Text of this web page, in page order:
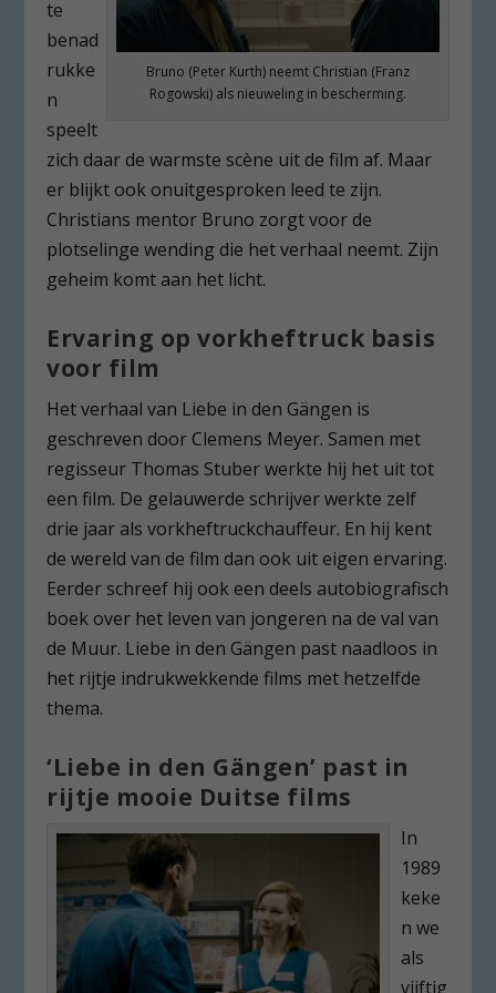
Bruno (Peter Kurth) neemt Christian (Franz
Rogowski) als nieuweling in bescherming.
te
benad
rukke
n
speelt
zich daar de warmste scène uit de film af. Maar
er blijkt ook onuitgesproken leed te zijn.
Christians mentor Bruno zorgt voor de
plotselinge wending die het verhaal neemt. Zijn
geheim komt aan het licht.
Ervaring op vorkheftruck basis
voor film
Het verhaal van Liebe in den Gängen is
geschreven door Clemens Meyer. Samen met
regisseur Thomas Stuber werkte hij het uit tot
een film. De gelauwerde schrijver werkte zelf
drie jaar als vorkheftruckchauffeur. En hij kent
de wereld van de film dan ook uit eigen ervaring.
Eerder schreef hij ook een deels autobiografisch
boek over het leven van jongeren na de val van
de Muur. Liebe in den Gängen past naadloos in
het rijtje indrukwekkende films met hetzelfde
thema.
‘Liebe in den Gängen’ past in
rijtje mooie Duitse films
In
1989
keke
n we
als
vijftig